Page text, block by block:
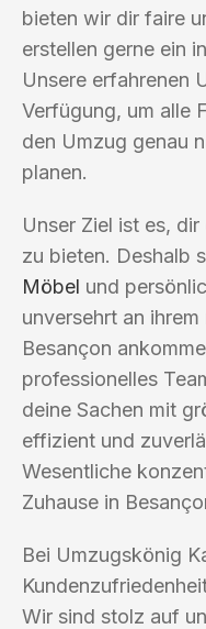
bieten wir dir faire
erstellen gerne ein
Unsere erfahrenen
Verfügung, um alle
den Umzug genau
planen.
Unser Ziel ist es,
zu bieten. Deshalb
Möbel und
unversehrt an
Besançon
professionelles
deine Sachen mit
effizient und
Wesentliche
Zuhause in
Bei Umzugskönig
Wir sind stolz auf